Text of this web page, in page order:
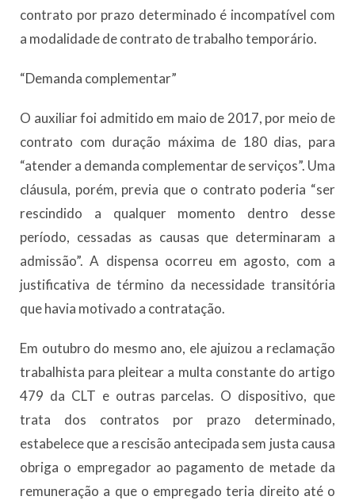
contrato por prazo determinado é incompatível com
a modalidade de contrato de trabalho temporário.
“Demanda complementar”
O auxiliar foi admitido em maio de 2017, por meio de
contrato com duração máxima de 180 dias, para
“atender a demanda complementar de serviços”. Uma
cláusula, porém, previa que o contrato poderia “ser
rescindido a qualquer momento dentro desse
período, cessadas as causas que determinaram a
admissão”. A dispensa ocorreu em agosto, com a
justificativa de término da necessidade transitória
que havia motivado a contratação.
Em outubro do mesmo ano, ele ajuizou a reclamação
trabalhista para pleitear a multa constante do artigo
479 da CLT e outras parcelas. O dispositivo, que
trata dos contratos por prazo determinado,
estabelece que a rescisão antecipada sem justa causa
obriga o empregador ao pagamento de metade da
remuneração a que o empregado teria direito até o